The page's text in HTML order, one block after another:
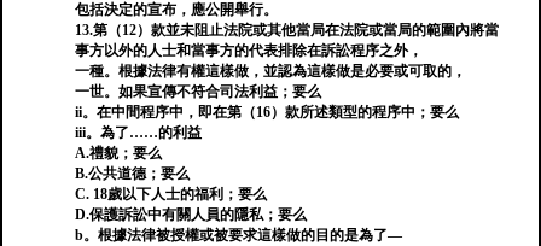
包括決定的宣布，應公開舉行。
13.第（12）款並未阻止法院或其他當局在法院或當局的範圍內將當
事方以外的人士和當事方的代表排除在訴訟程序之外，
一種。根據法律有權這樣做，並認為這樣做是必要或可取的，
一世。如果宣傳不符合司法利益；要么
ii。在中間程序中，即在第（16）款所述類型的程序中；要么
iii。為了……的利益
A.禮貌；要么
B.公共道德；要么
C. 18歲以下人士的福利；要么
D.保護訴訟中有關人員的隱私；要么
b。根據法律被授權或被要求這樣做的目的是為了—